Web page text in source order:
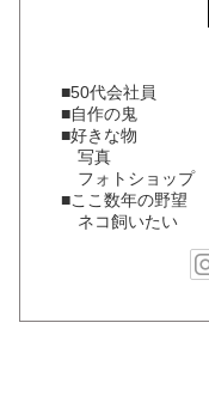
■50代会社員
■自作の鬼
■好きな物
写真
フォトショップ
■ここ数年の野望
ネコ飼いたい